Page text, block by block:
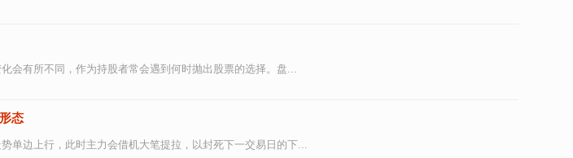
会有所不同，作为持股者常会遇到何时抛出股票的选择。盘...
态
单边上行，此时主力会借机大笔提拉，以封死下一交易日的下...